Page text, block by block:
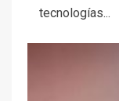
tecnologías...